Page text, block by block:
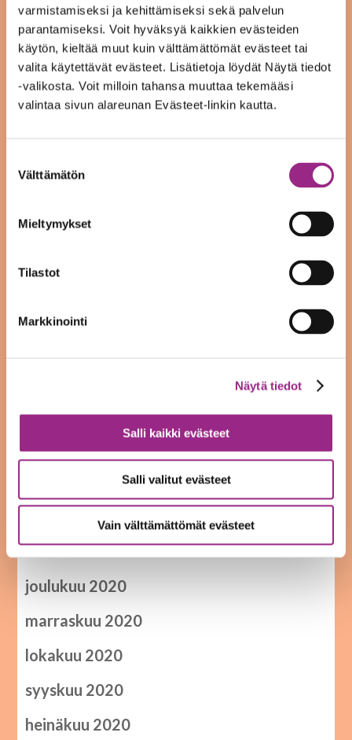
varmistamiseksi ja kehittämiseksi sekä palvelun
parantamiseksi. Voit hyväksyä kaikkien evästeiden
käytön, kieltää muut kuin välttämättömät evästeet tai
valita käytettävät evästeet. Lisätietoja löydät Näytä tiedot
-valikosta. Voit milloin tahansa muuttaa tekemääsi
valintaa sivun alareunan Evästeet-linkin kautta.
valinta
Välttämätön
Mieltymykset
Tilastot
Markkinointi
Näytä tiedot
Salli kaikki evästeet
Salli valitut evästeet
Vain välttämättömät evästeet
maaliskuu 2023
tammikuu 2023
joulukuu 2022
heinäkuu 2022
tammikuu 2022
kesäkuu 2021
toukokuu 2021
huhtikuu 2021
helmikuu 2021
tammikuu 2021
joulukuu 2020
marraskuu 2020
lokakuu 2020
syyskuu 2020
heinäkuu 2020